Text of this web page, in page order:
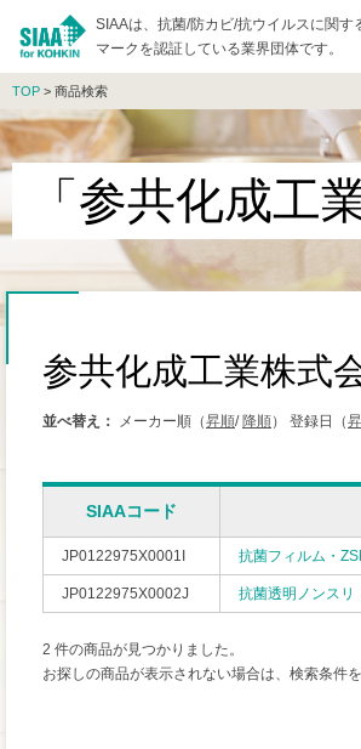
SIAAは、抗菌/防カビ/抗ウイルスに関す
マークを認証している業界団体です。
TOP > 商品検索
「参共化成工
参共化成工業株式
並べ替え： メーカー順（昇順/ 降順） 登録日（
SIAAコード
JP0122975X0001I 抗菌フィルム・
JP0122975X0002J 抗菌透明ノンスリ
2 件の商品が見つかりました。
お探しの商品が表示されない場合は、検索条件